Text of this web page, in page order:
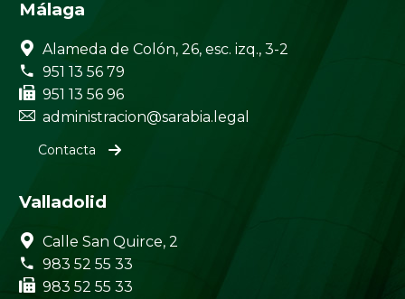
Málaga

 Alameda de Colón, 26, esc. izq., 3-2

 951 13 56 79

 951 13 56 96

 administracion@sarabia.legal
Contacta
Valladolid

 Calle San Quirce, 2

 983 52 55 33

 983 52 55 33